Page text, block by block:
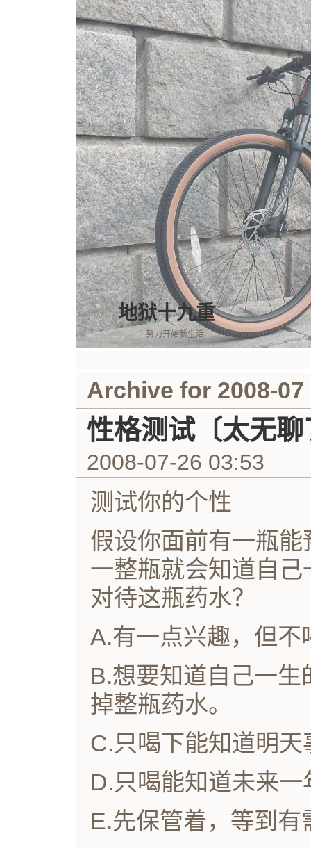
地狱十九重
努力开始新生活
Archive for 2008-07
性格测试〔太无
2008-07-26 03:53
测试你的个性
假设你面前有一瓶
一整瓶就会知道自
对待这瓶药水？
A.有一点兴趣，但不
B.想要知道自己一
掉整瓶药水。
C.只喝下能知道明
D.只喝能知道未来
E.先保管着，等到有